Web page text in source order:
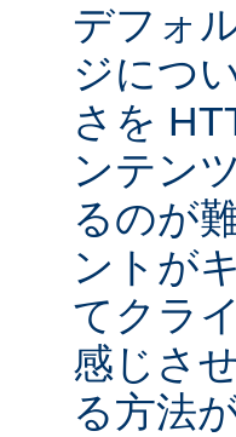
デフォ
ジにつ
さを
ンテン
るのが
ントが
てクラ
感じさ
る方法